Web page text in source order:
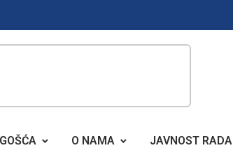
O NAMA JAVNOST RADA